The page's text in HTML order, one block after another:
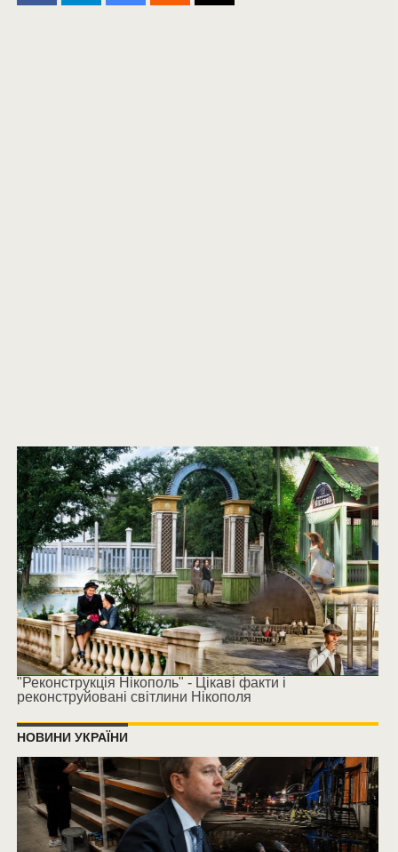
"Реконструкція Нікополь" - Цікаві факти і
реконструйовані світлини Нікополя
НОВИНИ УКРАЇНИ